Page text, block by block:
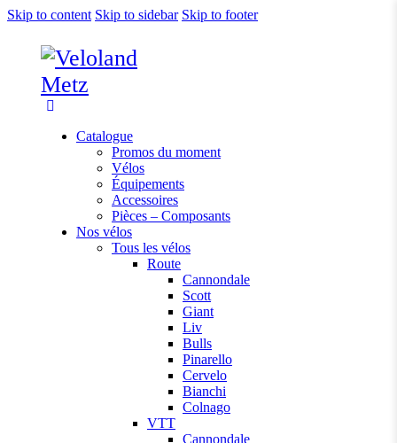
Skip to content Skip to sidebar Skip to footer
Catalogue
Promos du moment
Vélos
Équipements
Accessoires
Pièces – Composants
Nos vélos
Tous les vélos
Route
Cannondale
Scott
Giant
Liv
Bulls
Pinarello
Cervelo
Bianchi
Colnago
VTT
Cannondale